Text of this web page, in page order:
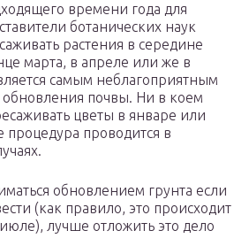
времени года для
ботанических наук
растения в середине
марта, в апреле или же в
самым неблагоприятным
почвы. Ни в коем
цветы в январе или
процедура проводится в
обновлением грунта если
(как правило, это происходит
лучше отложить это дело